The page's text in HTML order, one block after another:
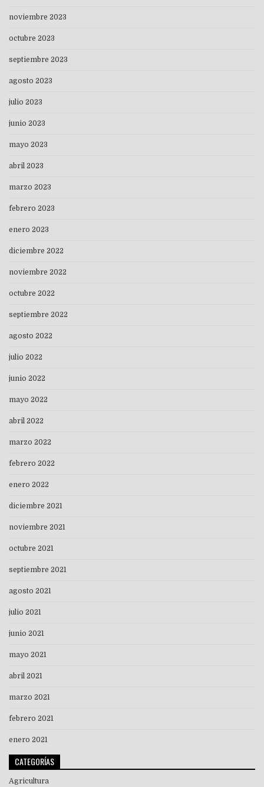
noviembre 2023
octubre 2023
septiembre 2023
agosto 2023
julio 2023
junio 2023
mayo 2023
abril 2023
marzo 2023
febrero 2023
enero 2023
diciembre 2022
noviembre 2022
octubre 2022
septiembre 2022
agosto 2022
julio 2022
junio 2022
mayo 2022
abril 2022
marzo 2022
febrero 2022
enero 2022
diciembre 2021
noviembre 2021
octubre 2021
septiembre 2021
agosto 2021
julio 2021
junio 2021
mayo 2021
abril 2021
marzo 2021
febrero 2021
enero 2021
CATEGORÍAS
Agricultura